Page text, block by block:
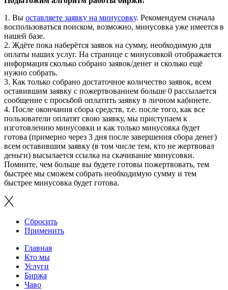
1. Вы оставляете заявку на минусовку. Рекомендуем сначала
воспользоваться поиском, возможно, минусовка уже имеется в
нашей базе.
2. Ждёте пока наберётся заявок на сумму, необходимую для
оплаты наших услуг. На странице с минусовкой отображается
информация сколько собрано заявок/денег и сколько ещё
нужно собрать.
3. Как только собрано достаточное количество заявок, всем
оставившим заявку с пожертвованием больше 0 рассылается
сообщение с просьбой оплатить заявку в личном кабинете.
4. После окончания сбора средств, т.е. после того, как все
пользователи оплатят свою заявку, мы приступаем к
изготовлению минусовки и как только минусовка будет
готова (примерно через 3 дня после завершения сбора денег)
всем оставившим заявку (в том числе тем, кто не жертвовал
деньги) высылается ссылка на скачивание минусовки.
Помните, чем больше вы будете готовы пожертвовать, тем
быстрее мы сможем собрать необходимую сумму и тем
быстрее минусовка будет готова.
Сбросить
Применить
Главная
Кто мы
Услуги
Биржа
Чаво